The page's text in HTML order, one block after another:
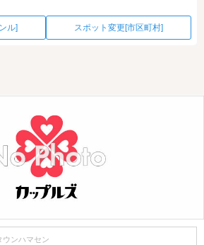
ル] スポット変更[市区町村]
ウンハマセン